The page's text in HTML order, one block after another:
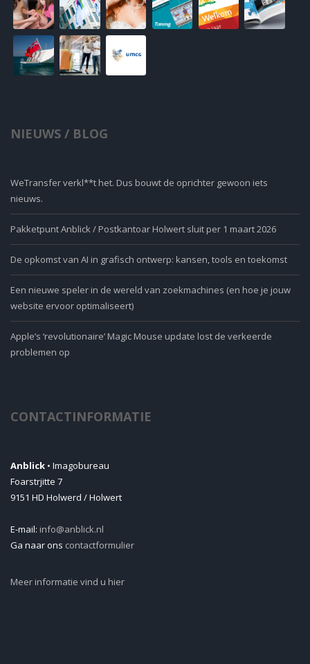
NIEUWS / BLOG
WeTransfer verkl**t het. Dus bouwt de oprichter gewoon iets
nieuws.
Pakketpunt Anblick / Postkantoar Holwert sluit per 1 maart 2026
De opkomst van AI in grafisch ontwerp: kansen, tools en toekomst
Een nieuwe speler in de wereld van zoekmachines (en hoe je jouw
website ervoor optimaliseert)
Apple’s ‘revolutionaire’ Magic Mouse update lost de verkeerde
problemen op
CONTACTINFORMATIE
Anblick • Imagobureau
Foarstrjitte 7
9151 HD Holwerd / Holwert
E-mail: info@anblick.nl
Ga naar ons contactformulier
Meer informatie vind u hier